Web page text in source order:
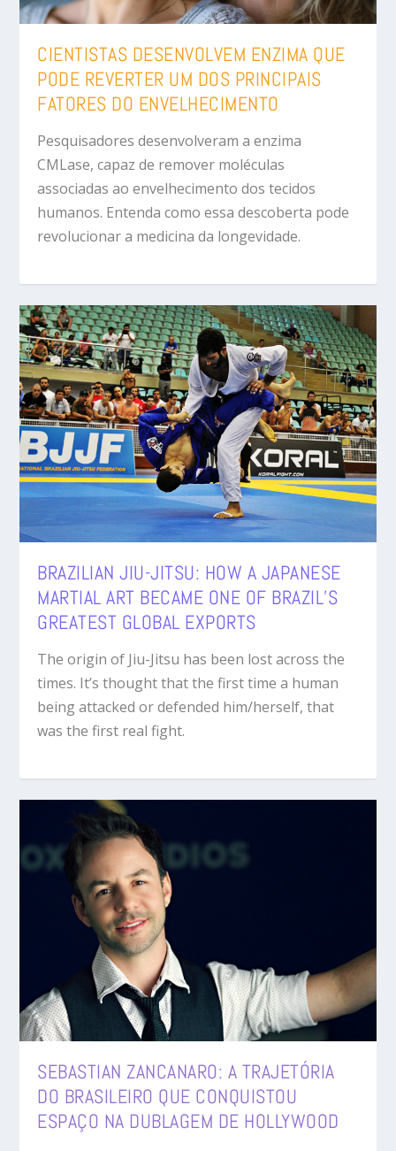
CIENTISTAS DESENVOLVEM ENZIMA QUE
PODE REVERTER UM DOS PRINCIPAIS
FATORES DO ENVELHECIMENTO
Pesquisadores desenvolveram a enzima
CMLase, capaz de remover moléculas
associadas ao envelhecimento dos tecidos
humanos. Entenda como essa descoberta pode
revolucionar a medicina da longevidade.
BRAZILIAN JIU-JITSU: HOW A JAPANESE
MARTIAL ART BECAME ONE OF BRAZIL’S
GREATEST GLOBAL EXPORTS
The origin of Jiu-Jitsu has been lost across the
times. It’s thought that the first time a human
being attacked or defended him/herself, that
was the first real fight.
SEBASTIAN ZANCANARO: A TRAJETÓRIA
DO BRASILEIRO QUE CONQUISTOU
ESPAÇO NA DUBLAGEM DE HOLLYWOOD